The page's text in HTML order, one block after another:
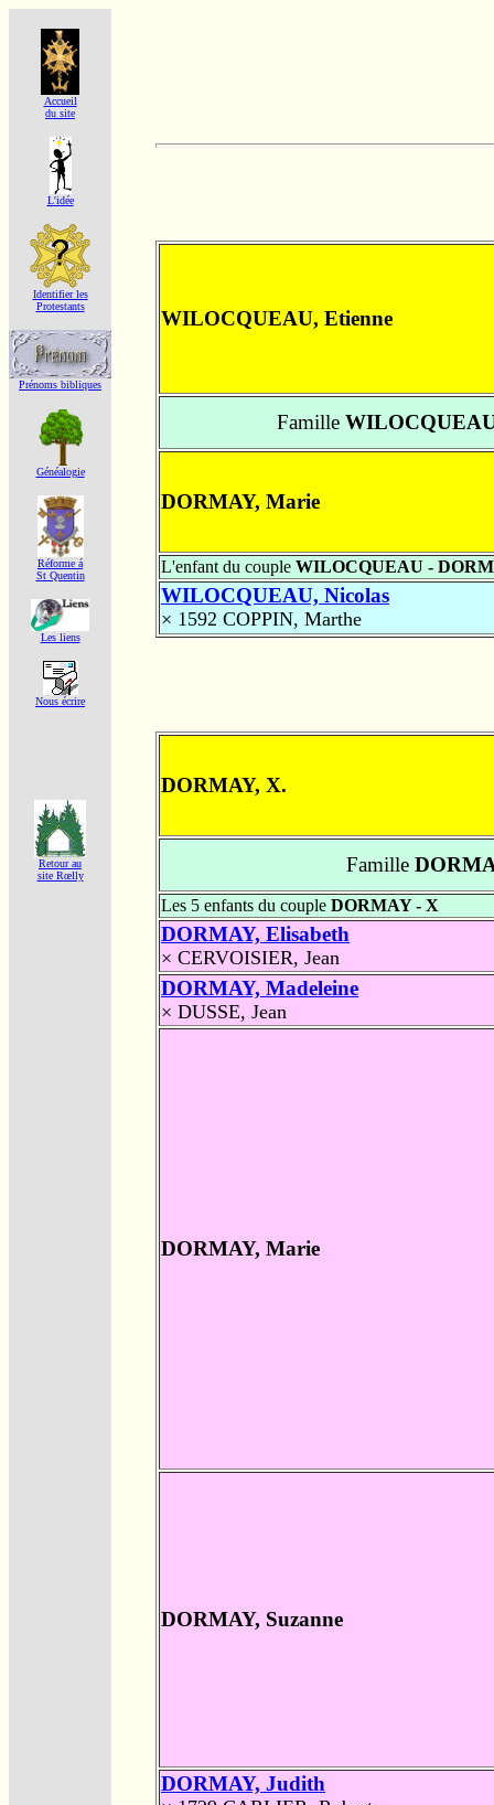
Accueil
du site
L'idée
Identifier les
Protestants
Prénoms bibliques
Généalogie
Réforme á
St Quentin
Les liens
Nous écrire
Retour au
site Rœlly
WILOCQUEAU, Etienne
Famille
DORMAY, Marie
L'enfant du couple WILOCQUEAU -
WILOCQUEAU, Nicolas
× 1592 COPPIN, Marthe
DORMAY, X.
Famille
Les 5 enfants du couple DORMAY - X
DORMAY, Elisabeth
× CERVOISIER, Jean
DORMAY, Madeleine
× DUSSE, Jean
DORMAY, Marie
DORMAY, Suzanne
DORMAY, Judith